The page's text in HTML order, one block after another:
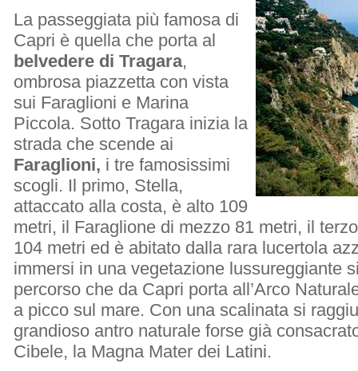
La passeggiata più famosa di
Capri è quella che porta al
belvedere di Tragara,
ombrosa piazzetta con vista
sui Faraglioni e Marina
Piccola. Sotto Tragara inizia la
strada che scende ai
Faraglioni, i tre famosissimi
scogli. Il primo, Stella,
attaccato alla costa, è alto 109
metri, il Faraglione di mezzo 81 metri, il
104 metri ed è abitato dalla rara lucertola
immersi in una vegetazione lussureggiante
percorso che da Capri porta all’Arco
a picco sul mare. Con una scalinata si
grandioso antro naturale forse già
Cibele, la Magna Mater dei Latini.